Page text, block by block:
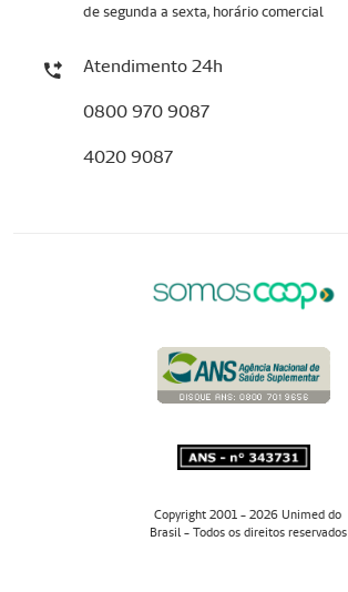
de segunda a sexta, horário comercial
Atendimento 24h
0800 970 9087
4020 9087
Copyright 2001 - 2026 Unimed do
Brasil - Todos os direitos reservados